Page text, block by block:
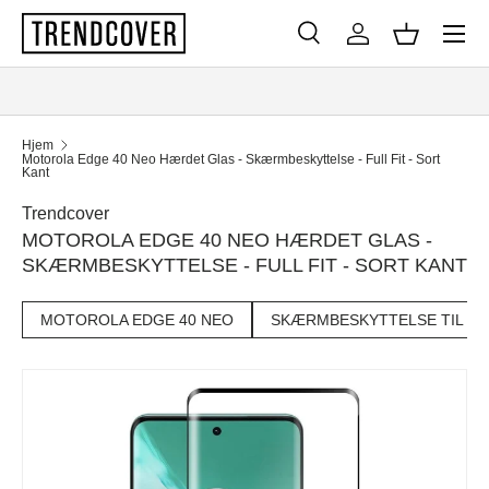
SPRING TIL INDHOLD
Søg
Søg Log indKurv
Menu
Hjem
Motorola Edge 40 Neo Hærdet Glas - Skærmbeskyttelse - Full Fit - Sort
Kant
Trendcover
MOTOROLA EDGE 40 NEO HÆRDET GLAS -
SKÆRMBESKYTTELSE - FULL FIT - SORT KANT
MOTOROLA EDGE 40 NEO SKÆRMBESKYTTELSE TIL